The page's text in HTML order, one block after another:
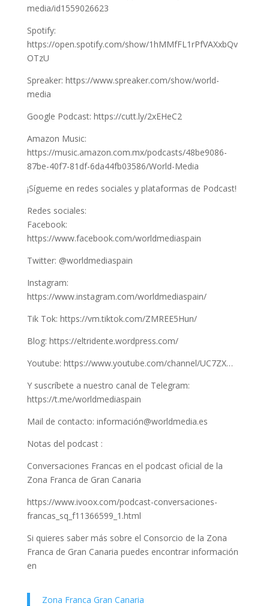
media/id1559026623
Spotify:
https://open.spotify.com/show/1hMMfFL1rPfVAXxbQv
OTzU
Spreaker: https://www.spreaker.com/show/world-
media
Google Podcast: https://cutt.ly/2xEHeC2
Amazon Music:
https://music.amazon.com.mx/podcasts/48be9086-
87be-40f7-81df-6da44fb03586/World-Media
¡Sígueme en redes sociales y plataformas de Podcast!
Redes sociales:
Facebook:
https://www.facebook.com/worldmediaspain
Twitter: @worldmediaspain
Instagram:
https://www.instagram.com/worldmediaspain/
Tik Tok: https://vm.tiktok.com/ZMREE5Hun/
Blog: https://eltridente.wordpress.com/
Youtube: https://www.youtube.com/channel/UC7ZX…
Y suscríbete a nuestro canal de Telegram:
https://t.me/worldmediaspain
Mail de contacto: información@worldmedia.es
Notas del podcast :
Conversaciones Francas en el podcast oficial de la
Zona Franca de Gran Canaria
https://www.ivoox.com/podcast-conversaciones-
francas_sq_f11366599_1.html
Si quieres saber más sobre el Consorcio de la Zona
Franca de Gran Canaria puedes encontrar información
en
Zona Franca Gran Canaria